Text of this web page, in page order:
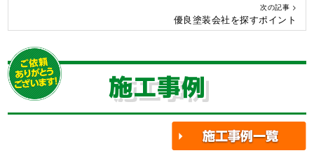
次の記事 >
優良塗装会社を探すポイント
施工事例